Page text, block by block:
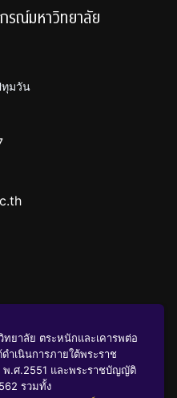
รณ์มหาวิทยาลัย
ทุมวัน
ส่วนบุคคล
ยาลัย ตระหนักและเคารพต่อ
ำเนินการภายใต้พระราช
.ศ.2551 และพระราชบัญญัติ
รวมทั้ง